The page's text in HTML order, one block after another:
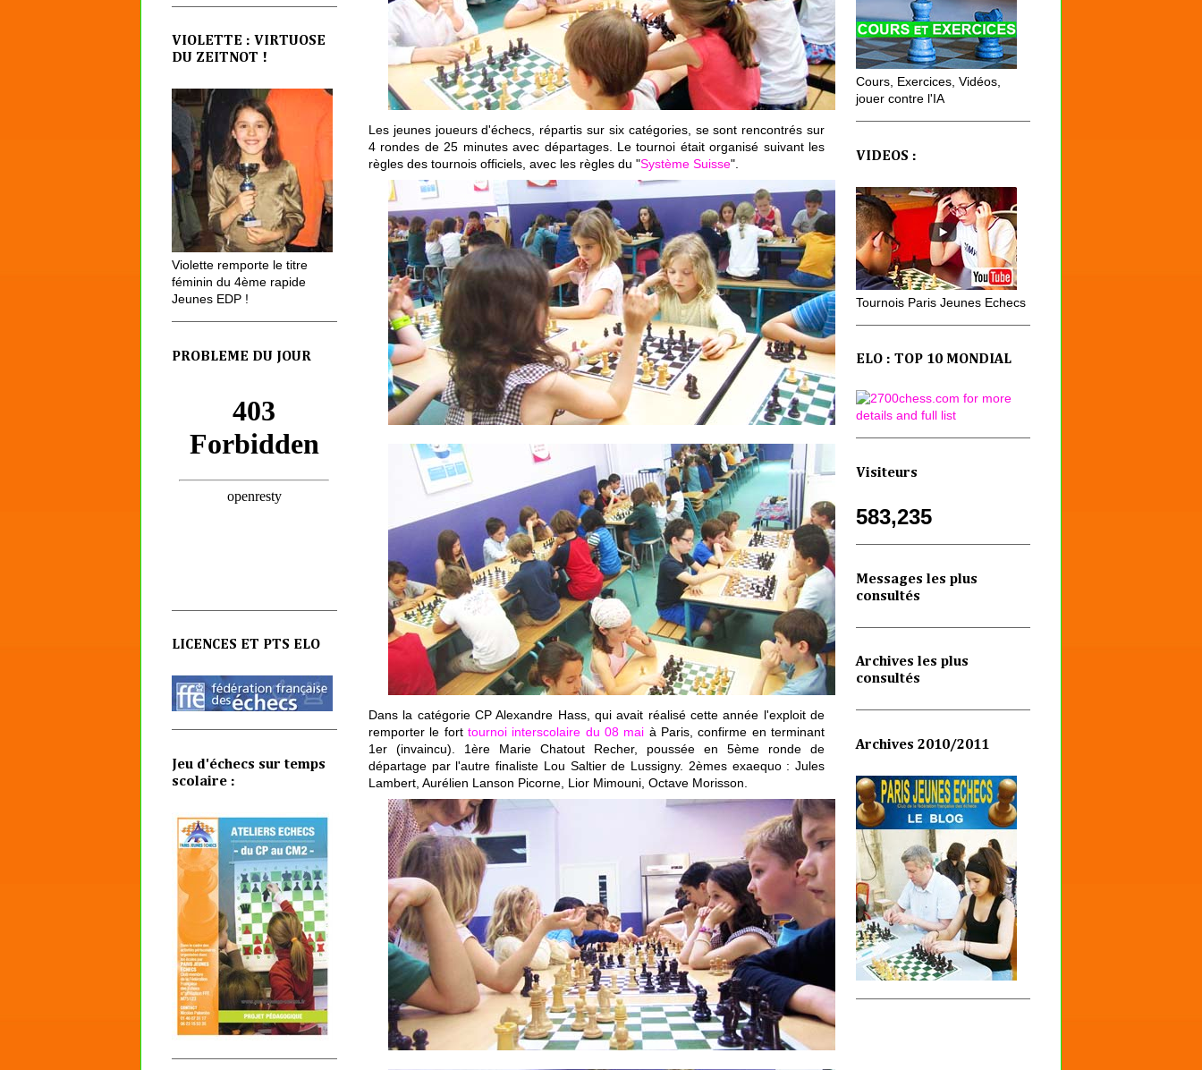
Les jeunes joueurs d'échecs, répartis sur six catégories, se sont rencontrés sur
4 rondes de 25 minutes avec départages. Le tournoi était organisé suivant les
règles des tournois officiels, avec les règles du "Système Suisse".
Dans la catégorie CP Alexandre Hass, qui avait réalisé cette année l'exploit de
remporter le fort tournoi interscolaire du 08 mai à Paris, confirme en terminant
1er (invaincu). 1ère Marie Chatout Recher, poussée en 5ème ronde de
départage par l'autre finaliste Lou Saltier de Lussigny. 2èmes exaequo : Jules
Lambert, Aurélien Lanson Picorne, Lior Mimouni, Octave Morisson.
VIOLETTE : VIRTUOSE
DU ZEITNOT !
Violette remporte le titre
féminin du 4ème rapide
Jeunes EDP !
PROBLEME DU JOUR
LICENCES ET PTS ELO
Jeu d'échecs sur temps
scolaire :
Cours, Exercices, Vidéos,
jouer contre l'IA
VIDEOS :
Tournois Paris Jeunes Echecs
ELO : TOP 10 MONDIAL
Visiteurs
583,235
Messages les plus
consultés
Archives les plus
consultés
Archives 2010/2011